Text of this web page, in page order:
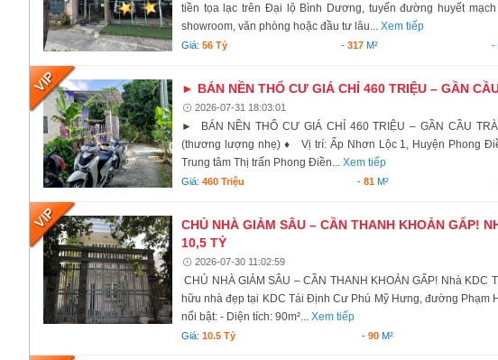
tiền tọa lạc trên Đại lộ Bình Dương, tuyến đường huyết
showroom, văn phòng hoặc đầu tư lâu... Xem tiếp
Giá: 56 Tỷ - 317M² -
► BÁN NỀN THỔ CƯ GIÁ CHỈ 460 TRIỆU – GẦN
2026-07-31 18:03:01
► BÁN NỀN THỔ CƯ GIÁ CHỈ 460 TRIỆU – GẦN CẦU
(thương lượng nhẹ) ♦ Vị trí: Ấp Nhơn Lộc 1, Huyện Phong
Trung tâm Thị trấn Phong Điền... Xem tiếp
Giá: 460 Triệu -81 M²
CHỦ NHÀ GIẢM SÂU – CẦN THANH KHOẢN GẤP!
10,5 TỶ
2026-07-30 11:02:59
CHỦ NHÀ GIẢM SÂU – CẦN THANH KHOẢN GẤP! Nhà
hữu nhà đẹp tại KDC Tái Định Cư Phú Mỹ Hưng, đường Phạm
nổi bật: - Diện tích: 90m²... Xem tiếp
Giá: 10.5 Tỷ - 90M²